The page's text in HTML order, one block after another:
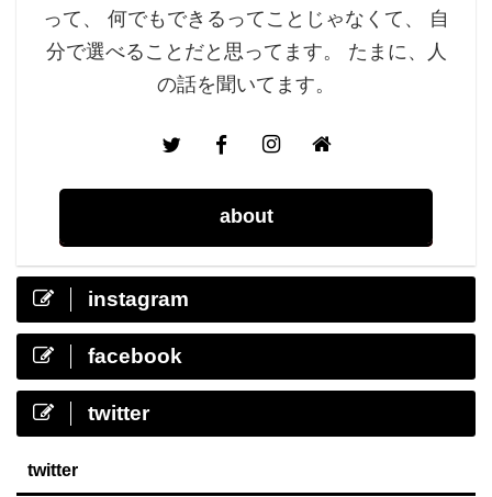
って、 何でもできるってことじゃなくて、 自
分で選べることだと思ってます。 たまに、人
の話を聞いてます。
about
instagram
facebook
twitter
twitter